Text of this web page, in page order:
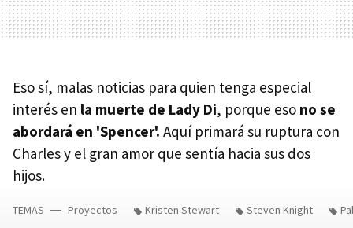
Eso sí, malas noticias para quien tenga especial
interés en la muerte de Lady Di, porque eso no se
abordará en 'Spencer'. Aquí primará su ruptura con
Charles y el gran amor que sentía hacia sus dos
hijos.
TEMAS Proyectos Kristen Stewart Steven Knight